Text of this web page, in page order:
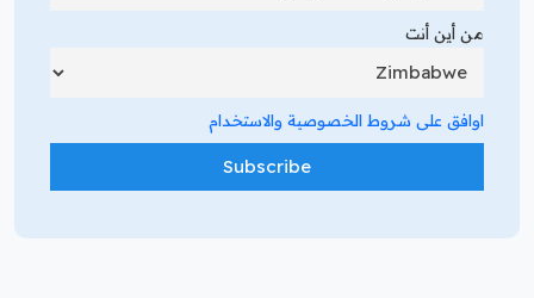
من أين أنت
اوافق على شروط الخصوصية والاستخدام